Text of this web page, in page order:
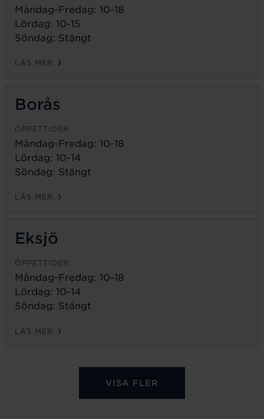
Måndag-Fredag: 10-18
Lördag: 10-15
Söndag: Stängt
LÄS MER
Borås
ÖPPETTIDER
Måndag-Fredag: 10-18
Lördag: 10-14
Söndag: Stängt
LÄS MER
Eksjö
ÖPPETTIDER
Måndag-Fredag: 10-18
Lördag: 10-14
Söndag: Stängt
LÄS MER
VISA FLER